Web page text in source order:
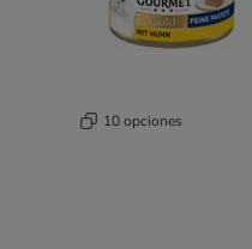
10 opciones